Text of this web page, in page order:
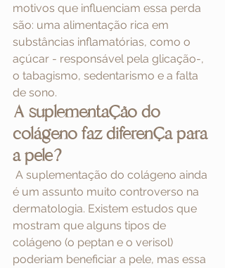
motivos que influenciam essa perda
são: uma alimentação rica em
substâncias inflamatórias, como o
açúcar - responsável pela glicação-,
o tabagismo, sedentarismo e a falta
de sono.
A suplementação do
colágeno faz diferença para
a pele?
é um assunto muito controverso na
dermatologia. Existem estudos que
mostram que alguns tipos de
colágeno (o peptan e o verisol)
poderiam beneficiar a pele, mas essa